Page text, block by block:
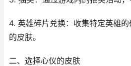
4. 英雄碎片兑换：收集特定英雄
的皮肤。
二、选择心仪的皮肤